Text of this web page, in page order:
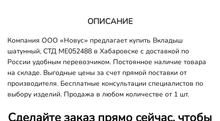
ОПИСАНИЕ
Компания ООО «Новус» предлагает купить Вкладыш
шатунный, СТД ME052488 в Хабаровске с доставкой по
России удобным перевозчиком. Постоянное наличие товара
на складе. Выгодные цены за счет прямой поставки от
производителя. Бесплатные консультации специалистов по
выбору изделий. Продажа в любом количестве от 1 шт.
Сделайте заказ прямо сейчас, чтобы